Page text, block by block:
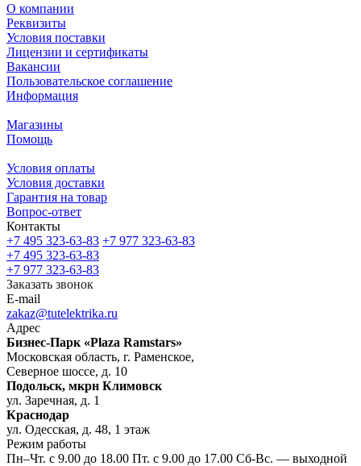
О компании
Реквизиты
Условия поставки
Лицензии и сертификаты
Вакансии
Пользовательское соглашение
Информация
Магазины
Помощь
Условия оплаты
Условия доставки
Гарантия на товар
Вопрос-ответ
Контакты
+7 495 323-63-83 +7 977 323-63-83
+7 495 323-63-83
+7 977 323-63-83
Заказать звонок
E-mail
zakaz@tutelektrika.ru
Адрес
Бизнес-Парк «Plaza Ramstars»
Московская область, г. Раменское,
Северное шоссе, д. 10
Подольск, мкрн Климовск
ул. Заречная, д. 1
Краснодар
ул. Одесская, д. 48, 1 этаж
Режим работы
Пн–Чт. с 9.00 до 18.00 Пт. с 9.00 до 17.00 Сб-Вс. — выходной